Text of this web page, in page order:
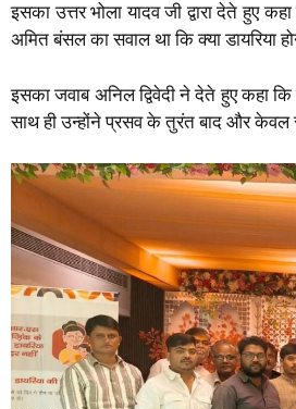
इसका उत्तर भोला यादव जी द्वारा देते हुए
अमित बंसल का सवाल था कि क्या डायरिया
इसका जवाब अनिल द्विवेदी ने देते हुए कहा
साथ ही उन्होंने प्रसव के तुरंत बाद और केवल